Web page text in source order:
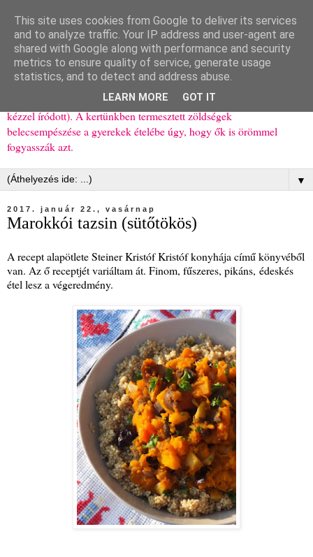
Ízőrző
Kisgyerekes család kipróbált, többnyire egészséges ételeket
bemutató receptjei a mindennapokra (mert a papírfecniket folyton
elhagyom) és gyerekeimnek ajándékba (mint régen, csak ez nem
kézzel íródott). A kertünkben termesztett zöldségek
belecsempészése a gyerekek ételébe úgy, hogy ők is örömmel
fogyasszák azt.
▼
2017. január 22., vasárnap
Marokkói tazsin (sütőtökös)
A recept alapötlete Steiner Kristóf Kristóf konyhája című könyvéből
van. Az ő receptjét variáltam át. Finom, fűszeres, pikáns, édeskés
étel lesz a végeredmény.
This site uses cookies from Google to deliver its services
and to analyze traffic. Your IP address and user-agent are
shared with Google along with performance and security
metrics to ensure quality of service, generate usage
statistics, and to detect and address abuse.
LEARN MORE GOT IT